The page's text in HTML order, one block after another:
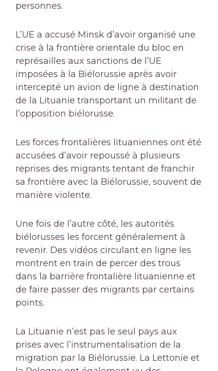
personnes.
L’UE a accusé Minsk d’avoir organisé une
crise à la frontière orientale du bloc en
représailles aux sanctions de l’UE
imposées à la Biélorussie après avoir
intercepté un avion de ligne à destination
de la Lituanie transportant un militant de
l’opposition biélorusse.
Les forces frontalières lituaniennes ont été
accusées d’avoir repoussé à plusieurs
reprises des migrants tentant de franchir
sa frontière avec la Biélorussie, souvent de
manière violente.
Une fois de l’autre côté, les autorités
biélorusses les forcent généralement à
revenir. Des vidéos circulant en ligne les
montrent en train de percer des trous
dans la barrière frontalière lituanienne et
de faire passer des migrants par certains
points.
La Lituanie n’est pas le seul pays aux
prises avec l’instrumentalisation de la
migration par la Biélorussie. La Lettonie et